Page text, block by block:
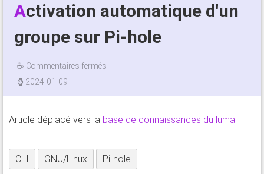
Activation automatique d'un
groupe sur Pi-hole
☕ Commentaires fermés
⌚ 2024-01-09
Article déplacé vers la base de connaissances du luma.
CLI GNU/Linux Pi-hole